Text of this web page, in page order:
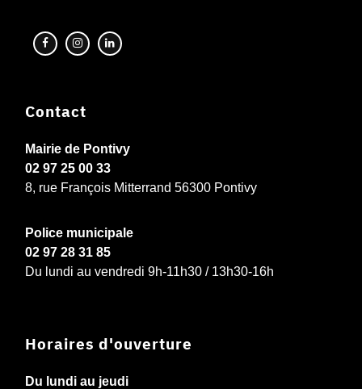
Contact
Mairie de Pontivy
02 97 25 00 33
8, rue François Mitterrand 56300 Pontivy
Police municipale
02 97 28 31 85
Du lundi au vendredi 9h-11h30 / 13h30-16h
Horaires d'ouverture
Du lundi au jeudi